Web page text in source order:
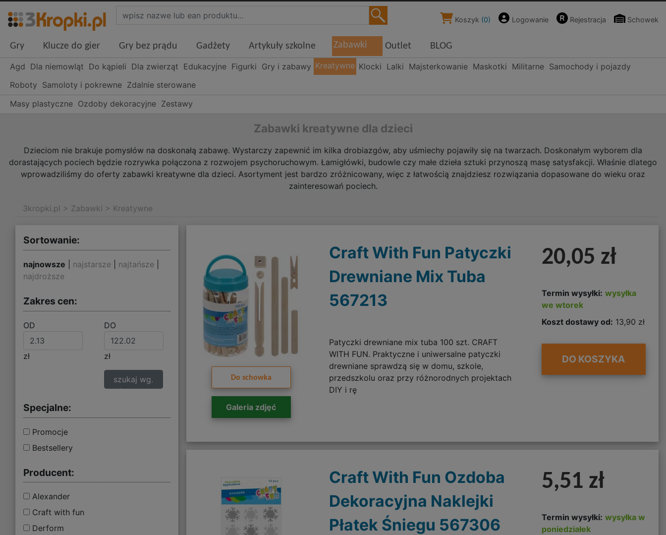
Koszyk (0) Logowanie Rejestracja Schowek
Gry Klucze do gier Gry bez prądu Gadżety Artykuły szkolne Zabawki Outlet BLOG
Agd Dla niemowląt Do kąpieli Dla zwierząt Edukacyjne Figurki Gry i zabawy Kreatywne Klocki Lalki Majsterkowanie Maskotki Militarne Samochody i pojazdy
Roboty Samoloty i pokrewne Zdalnie sterowane
Masy plastyczne Ozdoby dekoracyjne Zestawy
Zabawki kreatywne dla dzieci
Dzieciom nie brakuje pomysłów na doskonałą zabawę. Wystarczy zapewnić im kilka drobiazgów, aby uśmiechy pojawiły się na twarzach. Doskonałym wyborem dla
dorastających pociech będzie rozrywka połączona z rozwojem psychoruchowym. Łamigłówki, budowle czy małe dzieła sztuki przynoszą masę satysfakcji. Właśnie dlatego
wprowadziliśmy do oferty zabawki kreatywne dla dzieci. Asortyment jest bardzo zróżnicowany, więc z łatwością znajdziesz rozwiązania dopasowane do wieku oraz
zainteresowań pociech.
3kropki.pl > Zabawki > Kreatywne
Sortowanie:
najnowsze najstarsze najtańsze
najdroższe
Zakres cen:
OD
zł
DO
zł
szukaj wg.
zakresu cen
Specjalne:
Promocje
Bestsellery
Producent:
Alexander
Craft with fun
Derform
Do schowka
Galeria zdjęć
Craft With Fun Patyczki
Drewniane Mix Tuba
567213
Patyczki drewniane mix tuba 100 szt. CRAFT
WITH FUN. Praktyczne i uniwersalne patyczki
drewniane sprawdzą się w domu, szkole,
przedszkolu oraz przy różnorodnych projektach
DIY i rę
20,05 zł
Termin wysyłki: wysyłka
we wtorek
Koszt dostawy od: 13,90 zł
DO KOSZYKA
Craft With Fun Ozdoba
Dekoracyjna Naklejki
Płatek Śniegu 567306
5,51 zł
Termin wysyłki: wysyłka w
poniedziałek